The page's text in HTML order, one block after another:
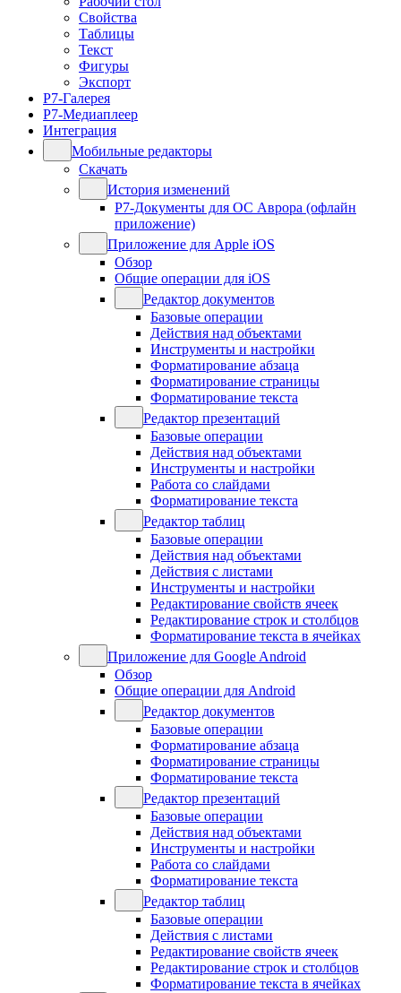
Свойства
Таблицы
Текст
Фигуры
Экспорт
Р7-Галерея
Р7-Медиаплеер
Интеграция
Мобильные редакторы
Скачать
История изменений
Р7-Документы для ОС Аврора (офлайн
приложение)
Приложение для Apple iOS
Обзор
Общие операции для iOS
Редактор документов
Базовые операции
Действия над объектами
Инструменты и настройки
Форматирование абзаца
Форматирование страницы
Форматирование текста
Редактор презентаций
Базовые операции
Действия над объектами
Инструменты и настройки
Работа со слайдами
Форматирование текста
Редактор таблиц
Базовые операции
Действия над объектами
Действия с листами
Инструменты и настройки
Редактирование свойств ячеек
Редактирование строк и столбцов
Форматирование текста в ячейках
Приложение для Google Android
Обзор
Общие операции для Android
Редактор документов
Базовые операции
Форматирование абзаца
Форматирование страницы
Форматирование текста
Редактор презентаций
Базовые операции
Действия над объектами
Инструменты и настройки
Работа со слайдами
Форматирование текста
Редактор таблиц
Базовые операции
Действия с листами
Редактирование свойств ячеек
Редактирование строк и столбцов
Форматирование текста в ячейках